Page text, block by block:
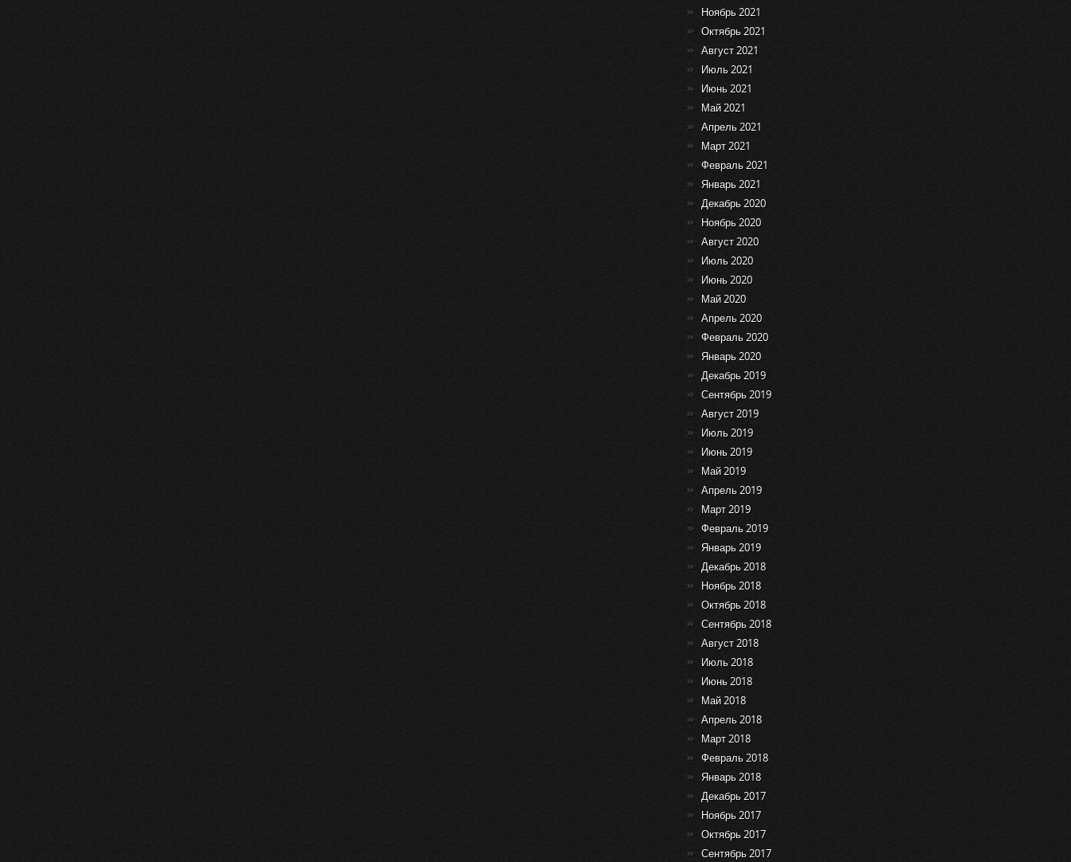
Ноябрь 2021
Октябрь 2021
Август 2021
Июль 2021
Июнь 2021
Май 2021
Апрель 2021
Март 2021
Февраль 2021
Январь 2021
Декабрь 2020
Ноябрь 2020
Август 2020
Июль 2020
Июнь 2020
Май 2020
Апрель 2020
Февраль 2020
Январь 2020
Декабрь 2019
Сентябрь 2019
Август 2019
Июль 2019
Июнь 2019
Май 2019
Апрель 2019
Март 2019
Февраль 2019
Январь 2019
Декабрь 2018
Ноябрь 2018
Октябрь 2018
Сентябрь 2018
Август 2018
Июль 2018
Июнь 2018
Май 2018
Апрель 2018
Март 2018
Февраль 2018
Январь 2018
Декабрь 2017
Ноябрь 2017
Октябрь 2017
Сентябрь 2017